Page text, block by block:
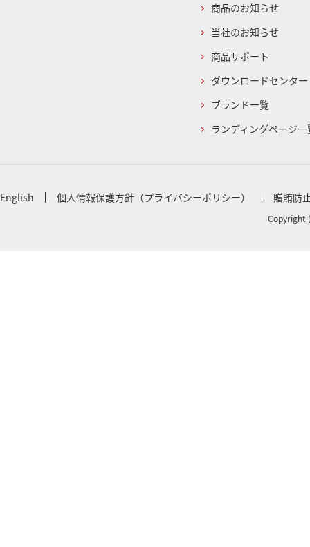
商品のお知らせ
当社のお知らせ
商品サポート
ダウンロードセンター
ブランド一覧
ランディングページ一
English 個人情報保護方針（プライバシーポリシー） 贈賄防
Copyright